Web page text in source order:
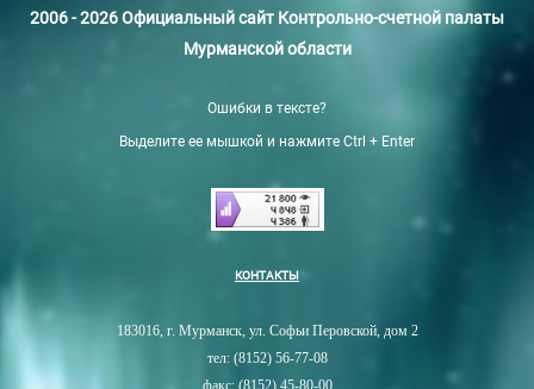
2006 - 2026 Официальный сайт Контрольно-счетной палаты
Мурманской области
Ошибки в тексте?
Выделите ее мышкой и нажмите Ctrl + Enter
КОНТАКТЫ
183016, г. Мурманск, ул. Софьи Перовской, дом 2
тел: (8152) 56-77-08